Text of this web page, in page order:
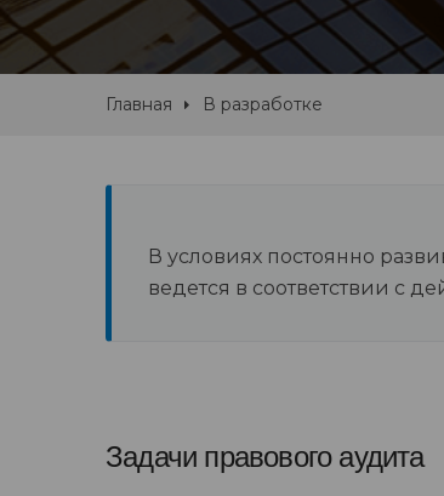
Главная В разработке
В условиях постоянно
ведется в соответствии с
Задачи правового аудита